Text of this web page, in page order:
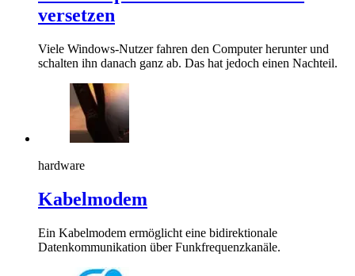
versetzen
Viele Windows-Nutzer fahren den Computer herunter und
schalten ihn danach ganz ab. Das hat jedoch einen Nachteil.
hardware
Kabelmodem
Ein Kabelmodem ermöglicht eine bidirektionale
Datenkommunikation über Funkfrequenzkanäle.